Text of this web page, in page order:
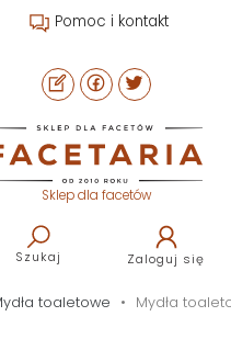
Pomoc i kontakt
Sklep dla facetów
Szukaj Zaloguj się
toaletowe Mydła